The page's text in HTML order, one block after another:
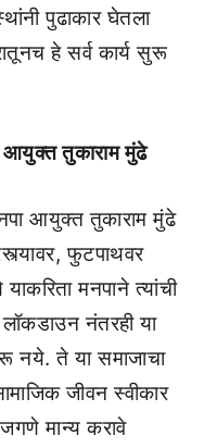
पुढाकार घेतला
हे सर्व कार्य सुरू
आयुक्त तुकाराम मुंढे
आयुक्त तुकाराम मुंढे
फुटपाथवर
मनपाने त्यांची
लॉकडाउन नंतरही या
नये. ते या समाजाचा
जीवन स्वीकार
मान्य करावे